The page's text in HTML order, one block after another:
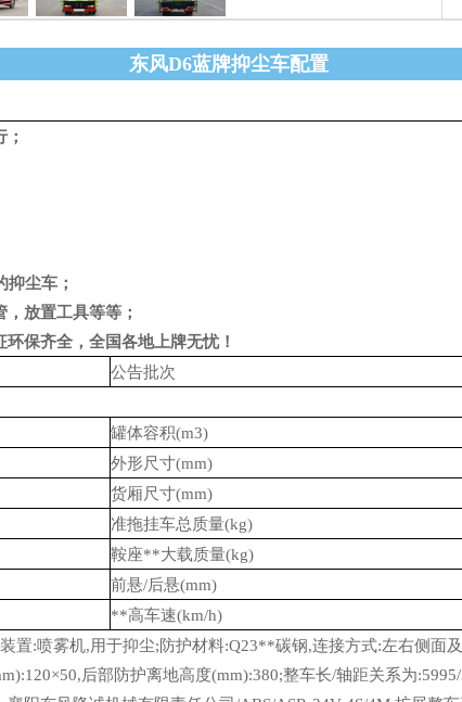
东风D6蓝牌抑尘车配置
尘车；
放置工具等等；
保齐全，全国各地上牌无忧！
公告批次
罐体容积(m3)
外形尺寸(mm)
货厢尺寸(mm)
准拖挂车总质量(kg)
鞍座**大载质量(kg)
前悬/后悬(mm)
**高车速(km/h)
置:喷雾机,用于抑尘; 防护材料:Q23**碳钢,连接方式:左右侧面
×50,后部防护离地高度(mm):380;整车长/轴距关系为